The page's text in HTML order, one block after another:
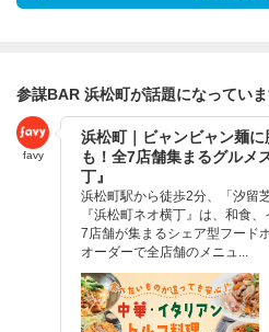
参謀BAR 浜松町が話題になってい
favy
浜松町｜ビャンビャン麺
も！全7店舗集まるグルメ
丁』
浜松町駅から徒歩2分、「汐留
『浜松町ネオ横丁』は、和食
7店舗が集まるシェア型フード
オーダーで全店舗のメニュ...